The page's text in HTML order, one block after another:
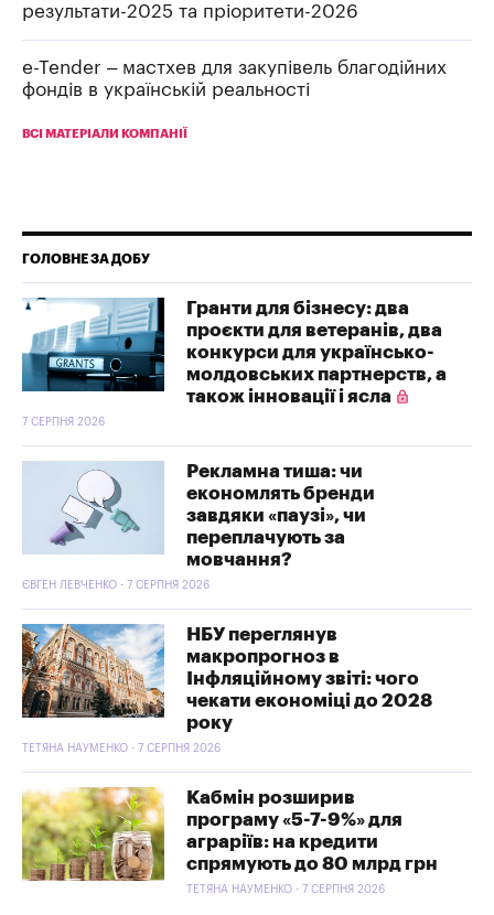
результати-2025 та пріоритети-2026
e-Tender – мастхев для закупівель благодійних
фондів в українській реальності
ВСІ МАТЕРІАЛИ КОМПАНІЇ
ГОЛОВНЕ ЗА ДОБУ
Гранти для бізнесу: два
проєкти для ветеранів, два
конкурси для українсько-
молдовських партнерств, а
також інновації і ясла
7 СЕРПНЯ 2026
Рекламна тиша: чи
економлять бренди
завдяки «паузі», чи
переплачують за
мовчання?
ЄВГЕН ЛЕВЧЕНКО - 7 СЕРПНЯ 2026
НБУ переглянув
макропрогноз в
Інфляційному звіті: чого
чекати економіці до 2028
року
ТЕТЯНА НАУМЕНКО - 7 СЕРПНЯ 2026
Кабмін розширив
програму «5-7-9%» для
аграріїв: на кредити
спрямують до 80 млрд грн
ТЕТЯНА НАУМЕНКО - 7 СЕРПНЯ 2026